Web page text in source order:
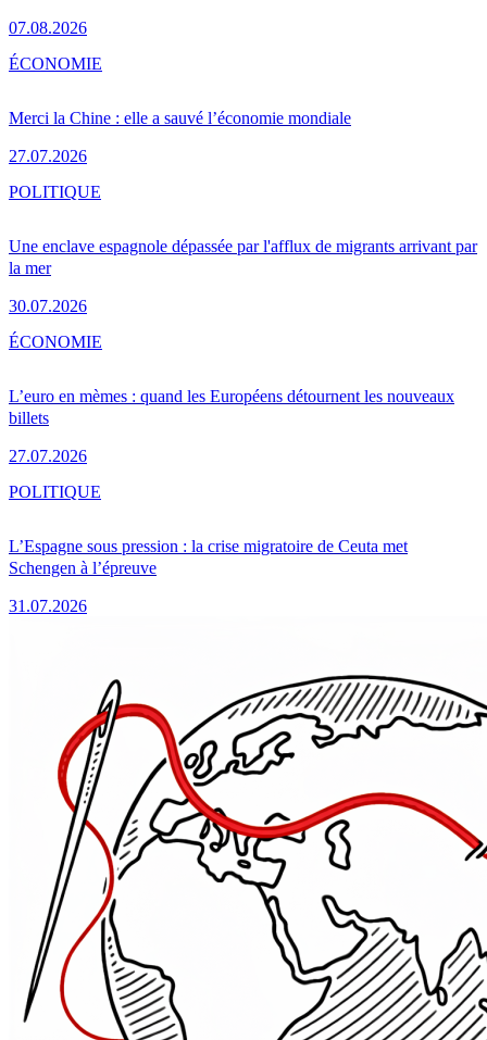
07.08.2026
Merci la Chine : elle a sauvé l’économie mondiale
27.07.2026
ÉCONOMIE
Une enclave espagnole dépassée par l'afflux de migrants arrivant par
la mer
30.07.2026
POLITIQUE
L’euro en mèmes : quand les Européens détournent les nouveaux
billets
27.07.2026
ÉCONOMIE
L’Espagne sous pression : la crise migratoire de Ceuta met
Schengen à l’épreuve
31.07.2026
POLITIQUE